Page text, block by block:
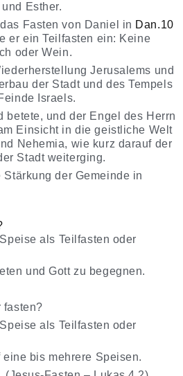
Esther.
Fasten von Daniel in Dan.10
er ein Teilfasten ein: Keine
oder Wein.
Jerusalems und
der Stadt und des Tempels
Israels.
betete, und der Engel des Herrn
Einsicht in die geistliche Welt
Nehemia, wie kurz darauf der
Stadt weiterging.
der Gemeinde in
als Teilfasten oder
und Gott zu begegnen.
fasten?
als Teilfasten oder
bis mehrere Speisen.